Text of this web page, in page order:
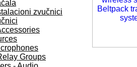
zvučnici
Groups